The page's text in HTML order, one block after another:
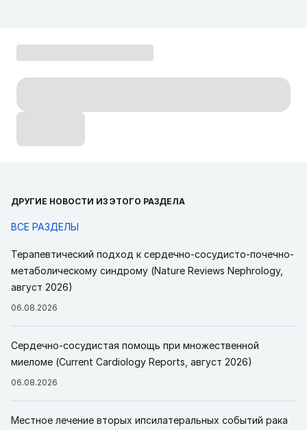
ДРУГИЕ НОВОСТИ ИЗ ЭТОГО РАЗДЕЛА
ВСЕ РАЗДЕЛЫ
Терапевтический подход к сердечно-сосудисто-почечно-
метаболическому синдрому (Nature Reviews Nephrology,
август 2026)
06.08.2026
Сердечно-сосудистая помощь при множественной
миеломе (Current Cardiology Reports, август 2026)
06.08.2026
Местное лечение вторых ипсилатеральных событий рака